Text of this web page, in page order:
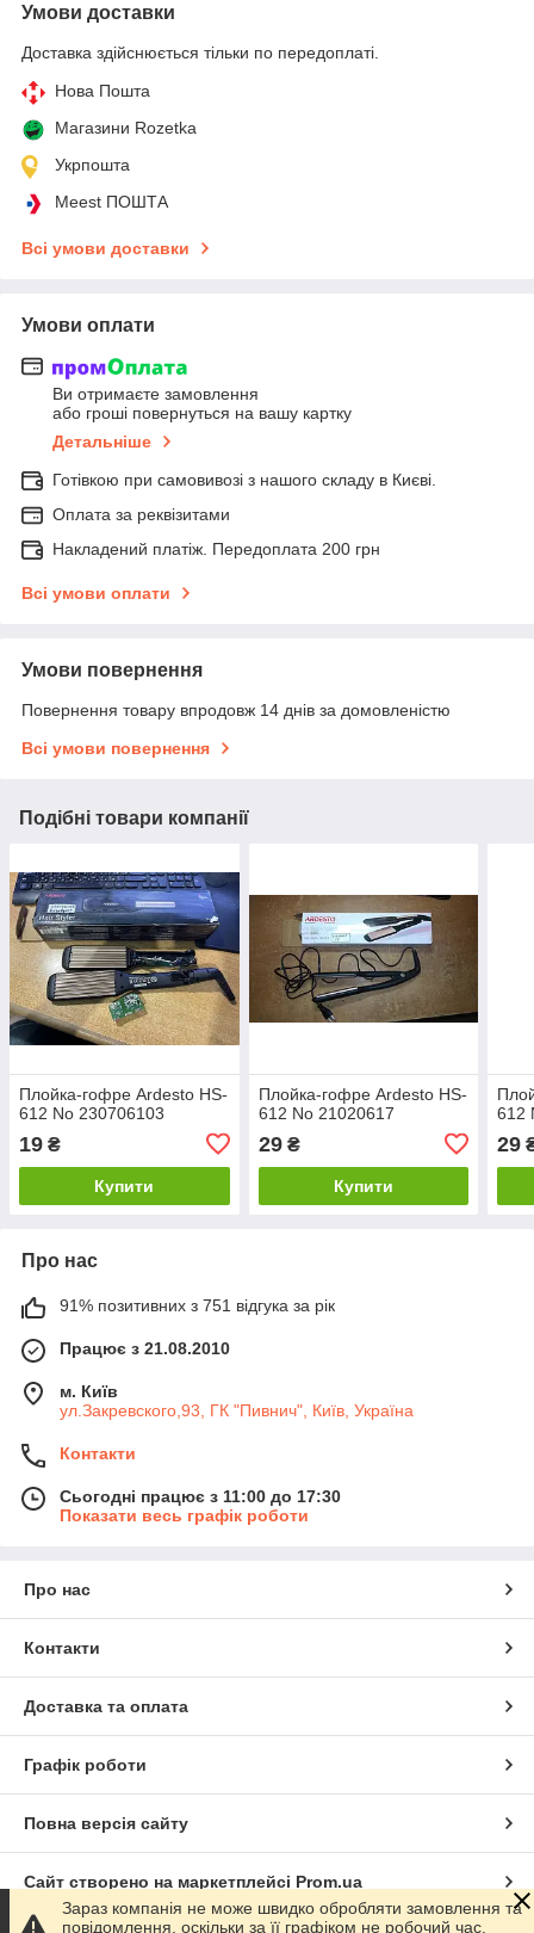
Умови доставки
Доставка здійснюється тільки по передоплаті.
Нова Пошта
Магазини Rozetka
Укрпошта
Meest ПОШТА
Всі умови доставки
Умови оплати
Ви отримаєте замовлення
або гроші повернуться на вашу картку
Детальніше
Готівкою при самовивозі з нашого складу в Києві.
Оплата за реквізитами
Накладений платіж. Передоплата 200 грн
Всі умови оплати
Умови повернення
Повернення товару впродовж 14 днів за домовленістю
Всі умови повернення
Подібні товари компанії
Плойка-гофре Ardesto HS-
612 No 230706103
19 ₴
Купити
Плойка-гофре Ardesto HS-
612 No 21020617
29₴
Купити
612
29
Про нас
91% позитивних з 751 відгука за рік
Працює з 21.08.2010
м. Київ
ул.Закревского,93, ГК "Пивнич", Київ, Україна
Контакти
Сьогодні працює з 11:00 до 17:30
Показати весь графік роботи
Про нас
Контакти
Доставка та оплата
Графік роботи
Повна версія сайту
Сайт створено на маркетплейсі Prom.ua
Зараз компанія не може швидко обробляти замовлення та
повідомлення, оскільки за її графіком не робочий час.